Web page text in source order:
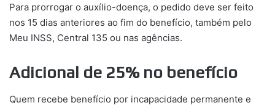
Para prorrogar o auxílio-doença, o pedido deve ser feito
nos 15 dias anteriores ao fim do benefício, também pelo
Meu INSS, Central 135 ou nas agências.
Adicional de 25% no benefício
Quem recebe benefício por incapacidade permanente e